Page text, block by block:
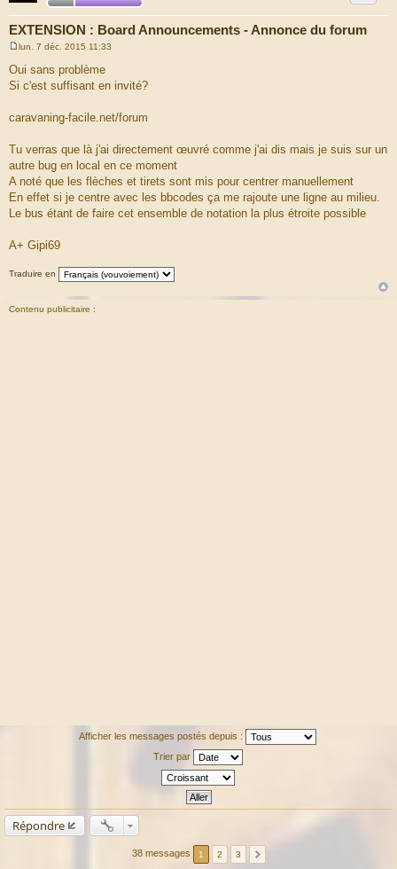
EXTENSION : Board Announcements - Annonce du forum
e
s
e
lun. 7 déc. 2015 11:33
Oui sans problème
Si c'est suffisant en invité?
caravaning-facile.net/forum
Tu verras que là j'ai directement œuvré comme j'ai dis mais je suis sur un
autre bug en local en ce moment
A noté que les flèches et tirets sont mis pour centrer manuellement
En effet si je centre avec les bbcodes ça me rajoute une ligne au milieu.
Le bus étant de faire cet ensemble de notation la plus étroite possible
A+ Gipi69
Traduire en
Contenu publicitaire :
Afficher les messages postés depuis :
Trier par
Répondre
38 messages 1 2 3